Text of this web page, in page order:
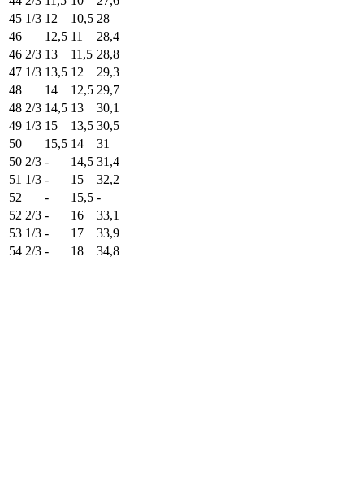
45 1/3 12 10,5 28
46
12,5 11
28,4
46 2/3 13 11,5 28,8
47 1/3 13,5 12
29,3
48
14 12,5 29,7
48 2/3 14,5 13
30,1
49 1/3 15 13,5 30,5
50
15,5 14
31
50 2/3 - 14,5 31,4
51 1/3 - 15
32,2
52
- 15,5 -
52 2/3 - 16
33,1
53 1/3 - 17
33,9
54 2/3 - 18 34,8